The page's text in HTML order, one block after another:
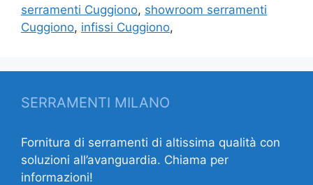
serramenti Cuggiono, showroom serramenti
Cuggiono, infissi Cuggiono,
SERRAMENTI MILANO
Fornitura di serramenti di altissima qualità con
soluzioni all’avanguardia. Chiama per
informazioni!